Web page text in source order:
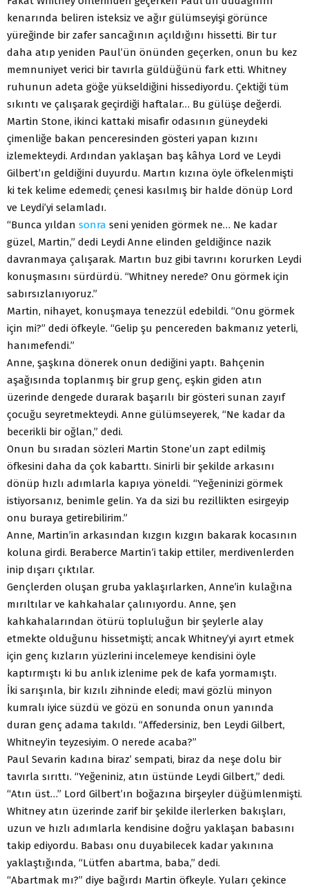
kenarında beliren isteksiz ve ağır gülümseyişi görünce
yüreğinde bir zafer sancağının açıldığını hissetti. Bir tur
daha atıp yeniden Paul’ün önünden geçerken, onun bu kez
memnuniyet verici bir tavırla güldüğünü fark etti. Whitney
ruhunun adeta göğe yükseldiğini hissediyordu. Çektiği tüm
sıkıntı ve çalışarak geçirdiği haftalar… Bu gülüşe değerdi.
Martin Stone, ikinci kattaki misafir odasının güneydeki
çimenliğe bakan penceresinden gösteri yapan kızını
izlemekteydi. Ardından yaklaşan baş kâhya Lord ve Leydi
Gilbert’ın geldiğini duyurdu. Martın kızına öyle öfkelenmişti
ki tek kelime edemedi; çenesi kasılmış bir halde dönüp Lord
ve Leydi’yi selamladı.
“Bunca yıldan sonra seni yeniden görmek ne… Ne kadar
güzel, Martin,” dedi Leydi Anne elinden geldiğince nazik
davranmaya çalışarak. Martın buz gibi tavrını korurken Leydi
konuşmasını sürdürdü. “Whitney nerede? Onu görmek için
sabırsızlanıyoruz.”
Martin, nihayet, konuşmaya tenezzül edebildi. “Onu görmek
için mi?” dedi öfkeyle. “Gelip şu pencereden bakmanız yeterli,
hanımefendi.”
Anne, şaşkına dönerek onun dediğini yaptı. Bahçenin
aşağısında toplanmış bir grup genç, eşkin giden atın
üzerinde dengede durarak başarılı bir gösteri sunan zayıf
çocuğu seyretmekteydi. Anne gülümseyerek, “Ne kadar da
becerikli bir oğlan,” dedi.
Onun bu sıradan sözleri Martin Stone’un zapt edilmiş
öfkesini daha da çok kabarttı. Sinirli bir şekilde arkasını
dönüp hızlı adımlarla kapıya yöneldi. “Yeğeninizi görmek
istiyorsanız, benimle gelin. Ya da sizi bu rezillikten esirgeyip
onu buraya getirebilirim.”
Anne, Martin’in arkasından kızgın kızgın bakarak kocasının
koluna girdi. Beraberce Martin’i takip ettiler, merdivenlerden
inip dışarı çıktılar.
Gençlerden oluşan gruba yaklaşırlarken, Anne’in kulağına
mırıltılar ve kahkahalar çalınıyordu. Anne, şen
kahkahalarından ötürü topluluğun bir şeylerle alay
etmekte olduğunu hissetmişti; ancak Whitney’yi ayırt etmek
için genç kızların yüzlerini incelemeye kendisini öyle
kaptırmıştı ki bu anlık izlenime pek de kafa yormamıştı.
İki sarışınla, bir kızılı zihninde eledi; mavi gözlü minyon
kumralı iyice süzdü ve gözü en sonunda onun yanında
duran genç adama takıldı. “Affedersiniz, ben Leydi Gilbert,
Whitney’in teyzesiyim. O nerede acaba?”
Paul Sevarin kadına biraz’ sempati, biraz da neşe dolu bir
tavırla sırıttı. “Yeğeniniz, atın üstünde Leydi Gilbert,” dedi.
“Atın üst…” Lord Gilbert’ın boğazına birşeyler düğümlenmişti.
Whitney atın üzerinde zarif bir şekilde ilerlerken bakışları,
uzun ve hızlı adımlarla kendisine doğru yaklaşan babasını
takip ediyordu. Babası onu duyabilecek kadar yakınına
yaklaştığında, “Lütfen abartma, baba,” dedi.
“Abartmak mı?” diye bağırdı Martin öfkeyle. Yuları çekince